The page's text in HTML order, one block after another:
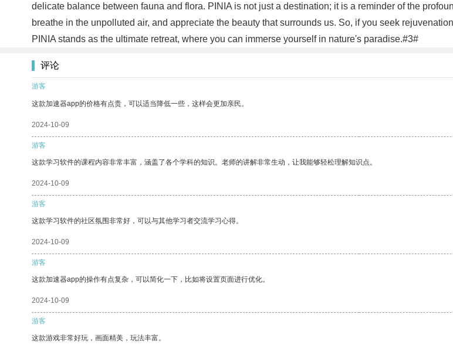
delicate balance between fauna and flora. PINIA is not just a destination; it is a reminder of the
breathe in the unpolluted air, and appreciate the beauty that surrounds us. So, if you seek
PINIA stands as the ultimate retreat, where you can immerse yourself in nature's paradise.#3#
评论
游客
这款加速器app的价格有点贵，可以适当降低一些，这样会更加亲民。
2024-10-09
游客
这款学习软件的课程内容非常丰富，涵盖了各个学科的知识。老师的讲解非常生动，让我能够轻松理解知识点。
2024-10-09
游客
这款学习软件的社区氛围非常好，可以与其他学习者交流学习心得。
2024-10-09
游客
这款加速器app的操作有点复杂，可以简化一下，比如将设置页面进行优化。
2024-10-09
游客
这款游戏非常好玩，画面精美，玩法丰富。